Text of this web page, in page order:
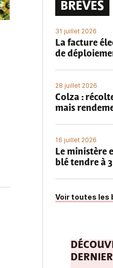
BRÈVES
31 juillet 2026
La facture
de
28 juillet 2026
Colza :
mais
16 juillet 2026
Le ministère
blé tendre à
Voir toutes les